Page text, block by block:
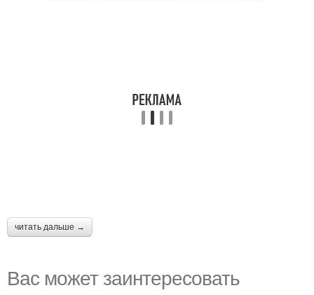
читать дальше →
Вас может заинтересовать